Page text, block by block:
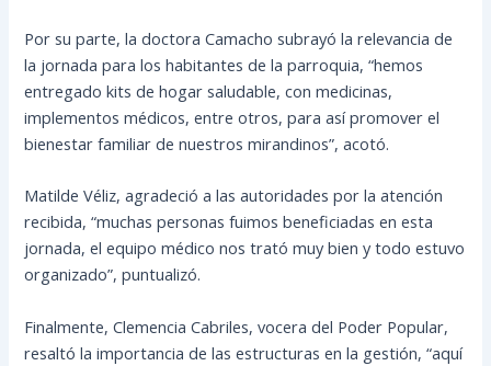
Por su parte, la doctora Camacho subrayó la relevancia de
la jornada para los habitantes de la parroquia, “hemos
entregado kits de hogar saludable, con medicinas,
implementos médicos, entre otros, para así promover el
bienestar familiar de nuestros mirandinos”, acotó.
Matilde Véliz, agradeció a las autoridades por la atención
recibida, “muchas personas fuimos beneficiadas en esta
jornada, el equipo médico nos trató muy bien y todo estuvo
organizado”, puntualizó.
Finalmente, Clemencia Cabriles, vocera del Poder Popular,
resaltó la importancia de las estructuras en la gestión, “aquí